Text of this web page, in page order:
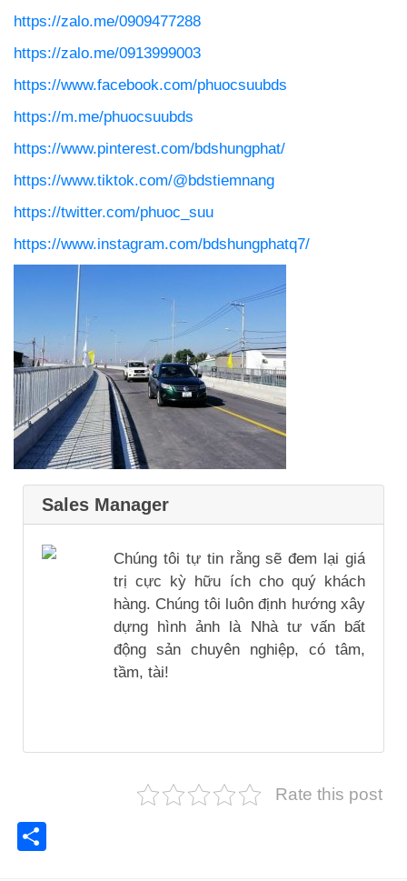
https://zalo.me/0909477288
https://zalo.me/0913999003
https://www.facebook.com/phuocsuubds
https://m.me/phuocsuubds
https://www.pinterest.com/bdshungphat/
https://www.tiktok.com/@bdstiemnang
https://twitter.com/phuoc_suu
https://www.instagram.com/bdshungphatq7/
Sales Manager
Chúng tôi tự tin rằng sẽ đem lại giá
trị cực kỳ hữu ích cho quý khách
hàng. Chúng tôi luôn định hướng xây
dựng hình ảnh là Nhà tư vấn bất
động sản chuyên nghiệp, có tâm,
tầm, tài!
Rate this post